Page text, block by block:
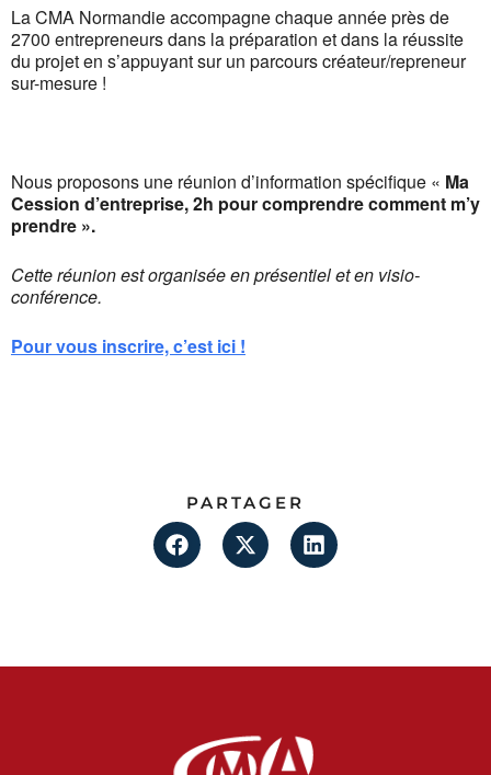
La CMA Normandie accompagne chaque année près de
2700 entrepreneurs dans la préparation et dans la réussite
du projet en s’appuyant sur un parcours créateur/repreneur
sur-mesure !
Nous proposons une réunion d’information spécifique « Ma
Cession d’entreprise, 2h pour comprendre comment m’y
prendre ».
Cette réunion est organisée en présentiel et en visio-
conférence.
Pour vous inscrire, c’est ici !
PARTAGER